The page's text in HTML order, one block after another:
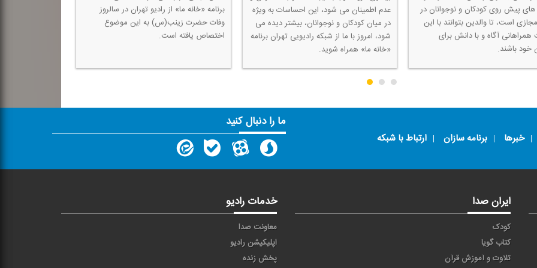
پیش روی كودكان و نوجوانان در
است، تا والدین بتوانند با این
آگاه و با دانش برای
خود باشند.
عدم اطمینان می شود، این احساسات به ویژه
در میان كودكان و نوجوانان، بیشتر دیده می
شود، امروز با ما از شبكه رادیویی تهران برنامه
«خانه ما» همراه شوید.
برنامه «خانه ما» از رادیو تهران در سالروز
وفات حضرت زینب(س) به این موضوع
اختصاص یافته است.
خبرها برنامه سازان ارتباط با شبکه
ما را دنبال کنید
ایران صدا
کودک
کتاب گویا
تلاوت و آموزش قرآن
خدمات رادیو
معاونت صدا
اپلیکیشن رادیو
پخش زنده